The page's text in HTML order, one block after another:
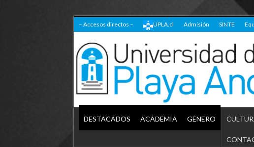
– Accesos directos – UPLA.cl Admisión SINTE
DESTACADOS ACADEMIA GÉNERO